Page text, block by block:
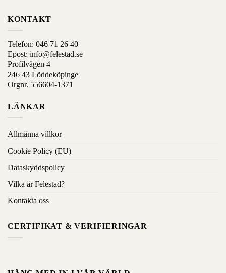
KONTAKT
Telefon: 046 71 26 40
Epost: info@felestad.se
Profilvägen 4
246 43 Löddeköpinge
Orgnr. 556604-1371
LÄNKAR
Allmänna villkor
Cookie Policy (EU)
Dataskyddspolicy
Vilka är Felestad?
Kontakta oss
CERTIFIKAT & VERIFIERINGAR